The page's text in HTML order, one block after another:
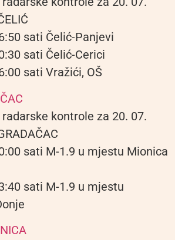
sati Čelić-Panjevi
sati Čelić-Cerici
sati Vražići, OŠ
kontrole za 20. 07.
sati M-1.9 u mjestu Mionica
sati M-1.9 u mjestu